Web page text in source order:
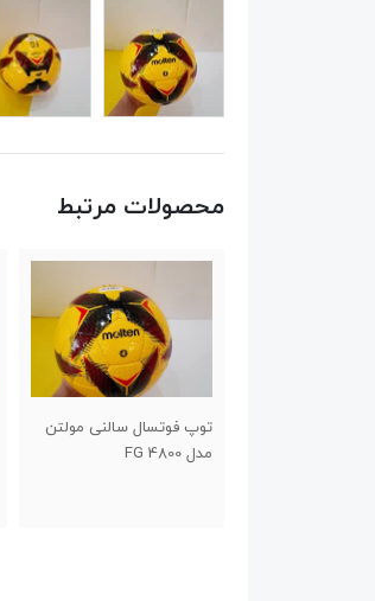
محصولات مرتبط
توپ والیبال اورجینال
پاکستان V200W